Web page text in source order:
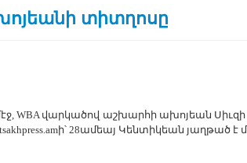
տիտղոսը
WBA վար­կա­ծով աշ­խար­հի ա­խո­յեան
28ա­մեայ ­Կեն­տի­կեան յաղ­թած է